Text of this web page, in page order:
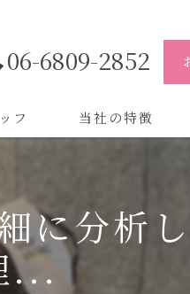
06-6809-2852
フ 当社の特徴
制作
バイトル
に分析
...